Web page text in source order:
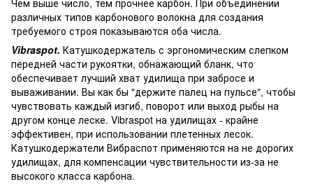
различных типов карбонового волокна для создания
требуемого строя показываются оба числа.
Vibraspot. Катушкодержатель с эргономическим слепком
передней части рукоятки, обнажающий бланк, что
обеспечивает лучший хват удилища при забросе и
вываживании. Вы как бы "держите палец на пульсе", чтобы
чувствовать каждый изгиб, поворот или выход рыбы на
другом конце леске. Vibraspot на удилищах - крайне
эффективен, при использовании плетенных лесок.
Катушкодержатели Вибраспот применяются на не дорогих
удилищах, для компенсации чувствительности из-за не
высокого класса карбона.